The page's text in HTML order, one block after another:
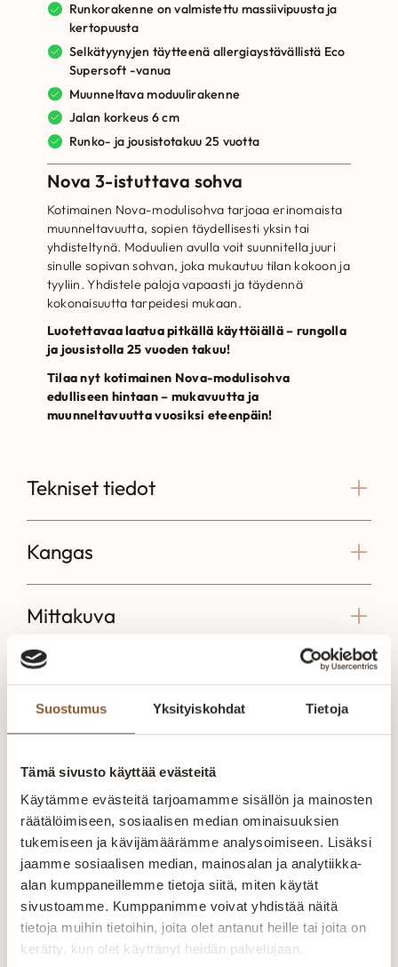
Suostumus Yksityiskohdat Tietoja
Tämä sivusto käyttää evästeitä
Käytämme evästeitä tarjoamamme sisällön ja mainosten
räätälöimiseen, sosiaalisen median ominaisuuksien
tukemiseen ja kävijämäärämme analysoimiseen. Lisäksi
jaamme sosiaalisen median, mainosalan ja analytiikka-
alan kumppaneillemme tietoja siitä, miten käytät
sivustoamme. Kumppanimme voivat yhdistää näitä
tietoja muihin tietoihin, joita olet antanut heille tai joita on
kerätty, kun olet käyttänyt heidän palvelujaan.
Runkorakenne on valmistettu massiivipuusta ja
kertopuusta
Selkätyynyjen täytteenä allergiaystävällistä Eco
Supersoft -vanua
Muunneltava moduulirakenne
Jalan korkeus 6 cm
Runko- ja jousistotakuu 25 vuotta
Nova 3-istuttava sohva
Kotimainen Nova-modulisohva tarjoaa erinomaista
muunneltavuutta, sopien täydellisesti yksin tai
yhdisteltynä. Moduulien avulla voit suunnitella juuri
sinulle sopivan sohvan, joka mukautuu tilan kokoon ja
tyyliin. Yhdistele paloja vapaasti ja täydennä
kokonaisuutta tarpeidesi mukaan.
Luotettavaa laatua pitkällä käyttöiällä – rungolla
ja jousistolla 25 vuoden takuu!
Tilaa nyt kotimainen Nova-modulisohva
edulliseen hintaan – mukavuutta ja
muunneltavuutta vuosiksi eteenpäin!
Tekniset tiedot
Kangas
Mittakuva
Storm
Pilvi sohvamoduulit
Storm Pilvi -sohva
muodostuu 3
erilaisesta moduulista;
1-istuttava, kulmapala
sekä rahi. Rahikokoja
kokoisina riippuen
rahin…
975,00€–1 470,00 €
Kotimainen Blues L on
muhkea ja luxus
istuinpehmusteilla ja
irto selkätyynyillä
suunniteltu sohva.
Runkorakenne on
valmistettu…
3 250,00 €
3
505,00 €